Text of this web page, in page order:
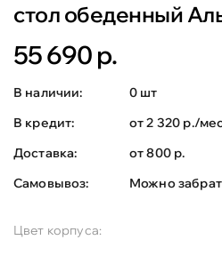
стол обеденный
55 690 р.
В наличии:
0 шт
В кредит:
от 2 320 р./
Доставка:
от 800 р.
Самовывоз:
Можно
Цвет корпуса: